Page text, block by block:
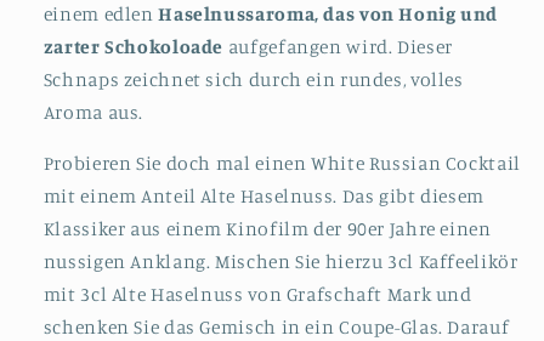
einem edlenHaselnussaroma, das von Honig und
zarter Schokoloade aufgefangen wird. Dieser
Schnaps zeichnet sich durch ein rundes, volles
Aroma aus.
Probieren Sie doch mal einen White Russian Cocktail
mit einem Anteil Alte Haselnuss. Das gibt diesem
Klassiker aus einem Kinofilm der 90er Jahre einen
nussigen Anklang. Mischen Sie hierzu 3cl Kaffeelikör
mit 3cl Alte Haselnuss von Grafschaft Mark und
schenken Sie das Gemisch in ein Coupe-Glas. Darauf